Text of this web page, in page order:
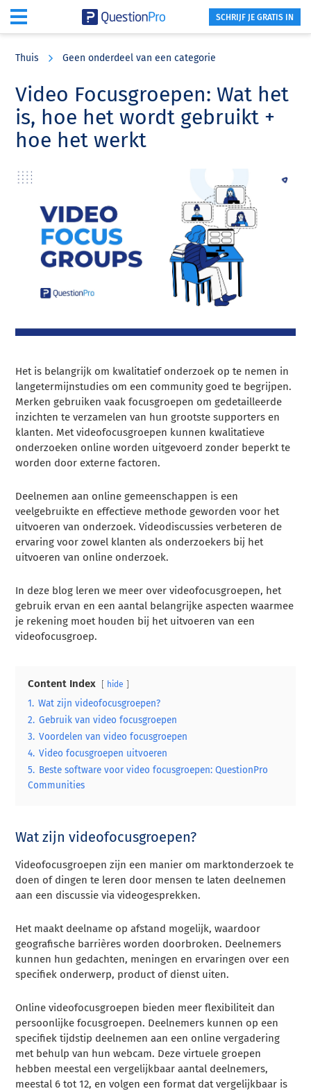
content
sidebar
SCHRIJF JE GRATIS IN
Thuis Geen onderdeel van een categorie
Video Focusgroepen: Wat het
is, hoe het wordt gebruikt +
hoe het werkt
Het is belangrijk om kwalitatief onderzoek op te nemen in
langetermijnstudies om een community goed te begrijpen.
Merken gebruiken vaak focusgroepen om gedetailleerde
inzichten te verzamelen van hun grootste supporters en
klanten. Met videofocusgroepen kunnen kwalitatieve
onderzoeken online worden uitgevoerd zonder beperkt te
worden door externe factoren.
Deelnemen aan online gemeenschappen is een
veelgebruikte en effectieve methode geworden voor het
uitvoeren van onderzoek. Videodiscussies verbeteren de
ervaring voor zowel klanten als onderzoekers bij het
uitvoeren van online onderzoek.
In deze blog leren we meer over videofocusgroepen, het
gebruik ervan en een aantal belangrijke aspecten waarmee
je rekening moet houden bij het uitvoeren van een
videofocusgroep.
Content Index hide
1. Wat zijn videofocusgroepen?
2. Gebruik van video focusgroepen
3. Voordelen van video focusgroepen
4. Video focusgroepen uitvoeren
5. Beste software voor video focusgroepen: QuestionPro
Communities
Wat zijn videofocusgroepen?
Videofocusgroepen zijn een manier om marktonderzoek te
doen of dingen te leren door mensen te laten deelnemen
aan een discussie via videogesprekken.
Het maakt deelname op afstand mogelijk, waardoor
geografische barrières worden doorbroken. Deelnemers
kunnen hun gedachten, meningen en ervaringen over een
specifiek onderwerp, product of dienst uiten.
Online videofocusgroepen bieden meer flexibiliteit dan
persoonlijke focusgroepen. Deelnemers kunnen op een
specifiek tijdstip deelnemen aan een online vergadering
met behulp van hun webcam. Deze virtuele groepen
hebben meestal een vergelijkbaar aantal deelnemers,
meestal 6 tot 12, en volgen een format dat vergelijkbaar is